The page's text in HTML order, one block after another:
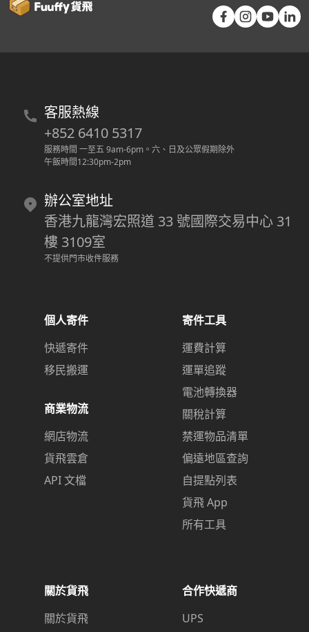
客服熱線
+852 6410 5317
服務時間 一至五 9am-6pm 。 六、日及公眾假期除外
午飯時間12:30pm-2pm
辦公室地址
香港九龍灣宏照道 33 號國際交易中心 31
樓 3109室
不提供門市收件服務
個人寄件
快遞寄件
移民搬運
商業物流
網店物流
貨飛雲倉
API 文檔
寄件工具
運費計算
運單追蹤
電池轉換器
關稅計算
禁運物品清單
偏遠地區查詢
自提點列表
貨飛 App
所有工具
關於貨飛
關於貨飛
合作快遞商
UPS